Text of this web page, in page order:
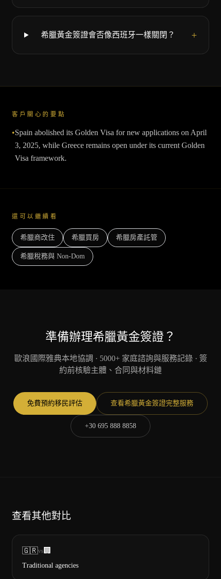
希臘黃金簽證會否像西班牙一樣關閉？ +
客戶關心的要點
•Spain abolished its Golden Visa for new applications on April
3, 2025, while Greece remains open under its current Golden
Visa framework.
還可以繼續看
希臘商改住 希臘買房 希臘房產託管
希臘稅務與 Non-Dom
準備辦理希臘黃金簽證？
歐浪國際雅典本地協調 · 5000+ 家庭諮詢與服務記錄 · 簽
約前核驗主體、合同與材料鏈
免費預約移民評估 查看希臘黃金簽證完整服務
+30 695 888 8858
查看其他對比
🇬🇷vs 🏢
Traditional agencies